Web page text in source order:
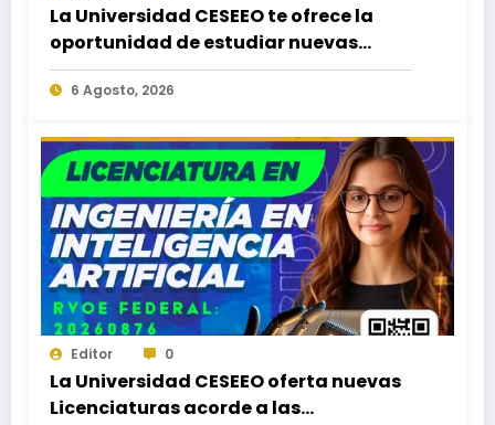
La Universidad CESEEO te ofrece la
oportunidad de estudiar nuevas
Licenciaturas en los Campus Oaxaca,
Puerto Escondido, Ixtepec y en la
6 Agosto, 2026
Editor 0
La Universidad CESEEO oferta nuevas
Licenciaturas acorde a las